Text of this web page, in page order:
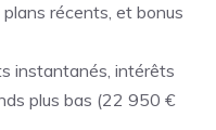
récents, et bonus
instantanés, intérêts
plus bas (22 950 €